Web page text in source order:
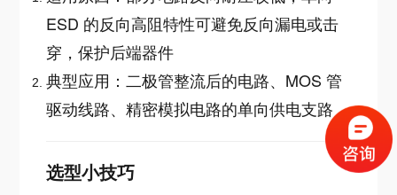
ESD 的反向高阻特性可避免反向漏电或击
穿，保护后端器件
典型应用：二极管整流后的电路、MOS 管
驱动线路、精密模拟电路的单向供电支路
选型小技巧